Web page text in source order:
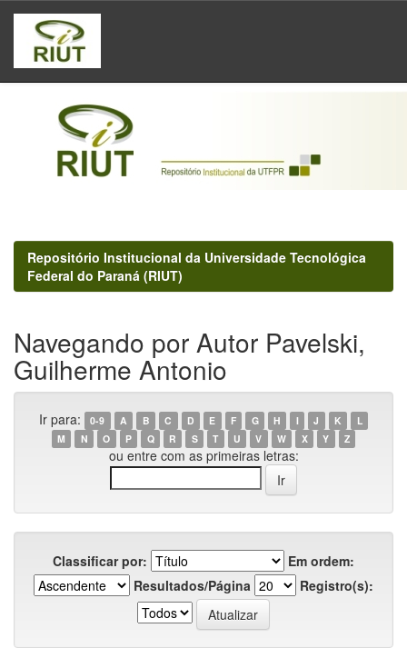
Skip
navigation
Repositório Institucional da Universidade Tecnológica
Federal do Paraná (RIUT)
Navegando por Autor Pavelski,
Guilherme Antonio
Ir para: 0-9 A B C D E F G H I J K
L
M
N O P Q R S T U V W X Y Z
ou entre com as primeiras letras:
Classificar por:
Em ordem:
Resultados/Página
Registro(s):